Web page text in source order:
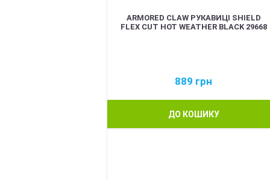
ARMORED CLAW РУКАВИЦІ SHIELD
FLEX CUT HOT WEATHER BLACK 29668
889 грн
ДО КОШИКУ